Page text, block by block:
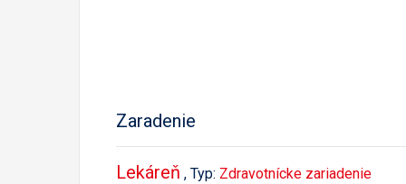
Zaradenie
Lekáreň , Typ: Zdravotnícke zariadenie